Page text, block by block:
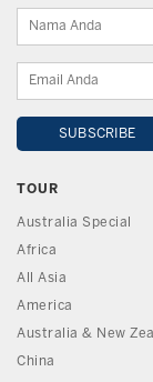
TOUR
Australia Special
Africa
All Asia
America
Australia & New
China